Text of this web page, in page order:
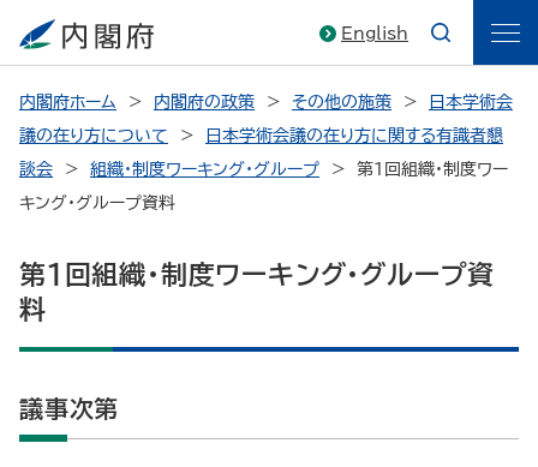
English
内閣府ホーム 内閣府の政策 その他の施策
日本学術会
議の在り方について
日本学術会議の在り方に関する有識者懇
談会
組織・制度ワーキング・グループ
第１回組織・制度ワー
キング・グループ資料
第１回組織・制度ワーキング・グループ資
料
議事次第